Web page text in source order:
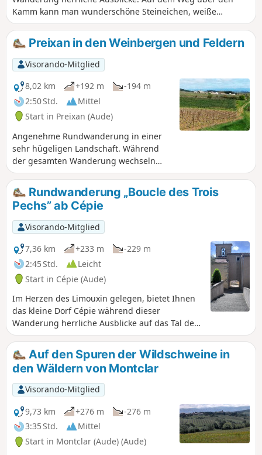
Kamm kann man wunderschöne Steineichen, weiße
Heidekrautpflanzen, Zistrosen und viele andere Pflanzen
entdecken.
Preixan in den Weinbergen und Feldern
Visorando-Mitglied
8,02 km
+192 m
-194 m
2:50 Std.
Mittel
Start in Preixan (Aude)
Angenehme Rundwanderung in einer
sehr hügeligen Landschaft. Während
der gesamten Wanderung wechseln
sich Felder, Weinberge und Wälder ab.
Rundwanderung „Boucle des Trois
Pechs” ab Cépie
Visorando-Mitglied
7,36 km
+233 m
-229 m
2:45 Std.
Leicht
Start in Cépie (Aude)
Im Herzen des Limouxin gelegen, bietet Ihnen
das kleine Dorf Cépie während dieser
Wanderung herrliche Ausblicke auf das Tal der
Aude.
Auf den Spuren der Wildschweine in
den Wäldern von Montclar
Visorando-Mitglied
9,73 km
+276 m
-276 m
3:35 Std.
Mittel
Start in Montclar (Aude) (Aude)